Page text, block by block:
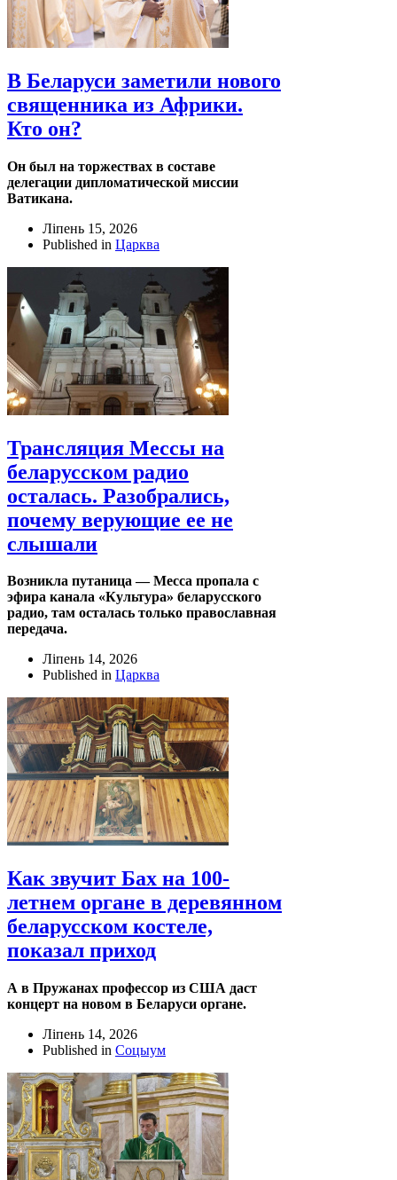
В Беларуси заметили нового
священника из Африки.
Кто он?
Он был на торжествах в составе
делегации дипломатической миссии
Ватикана.
Ліпень 15, 2026
Published in Царква
Трансляция Мессы на
беларусском радио
осталась. Разобрались,
почему верующие ее не
слышали
Возникла путаница — Месса пропала с
эфира канала «Культура» беларусского
радио, там осталась только православная
передача.
Ліпень 14, 2026
Published in Царква
Как звучит Бах на 100-
летнем органе в деревянном
беларусском костеле,
показал приход
А в Пружанах профессор из США даст
концерт на новом в Беларуси органе.
Ліпень 14, 2026
Published in Соцыум